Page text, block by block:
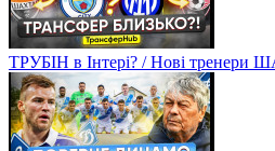
ТРУБІН в Інтері? / Нові